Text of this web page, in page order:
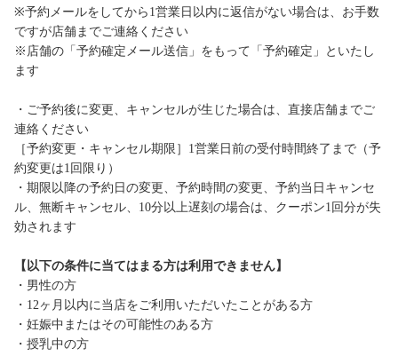
※予約メールをしてから1営業日以内に返信がない場合は、お手数
ですが店舗までご連絡ください
※店舗の「予約確定メール送信」をもって「予約確定」といたし
ます
・ご予約後に変更、キャンセルが生じた場合は、直接店舗までご
連絡ください
［予約変更・キャンセル期限］1営業日前の受付時間終了まで（予
約変更は1回限り）
・期限以降の予約日の変更、予約時間の変更、予約当日キャンセ
ル、無断キャンセル、10分以上遅刻の場合は、クーポン1回分が失
効されます
【以下の条件に当てはまる方は利用できません】
・男性の方
・12ヶ月以内に当店をご利用いただいたことがある方
・妊娠中またはその可能性のある方
・授乳中の方